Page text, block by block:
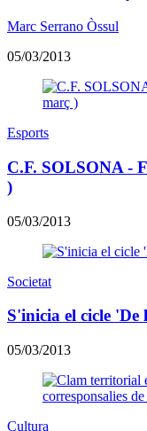
Marc Serrano Òssul
05/03/2013
Esports
C.F. SOLSONA -
)
05/03/2013
Societat
S'inicia el cicle 'De
05/03/2013
Cultura